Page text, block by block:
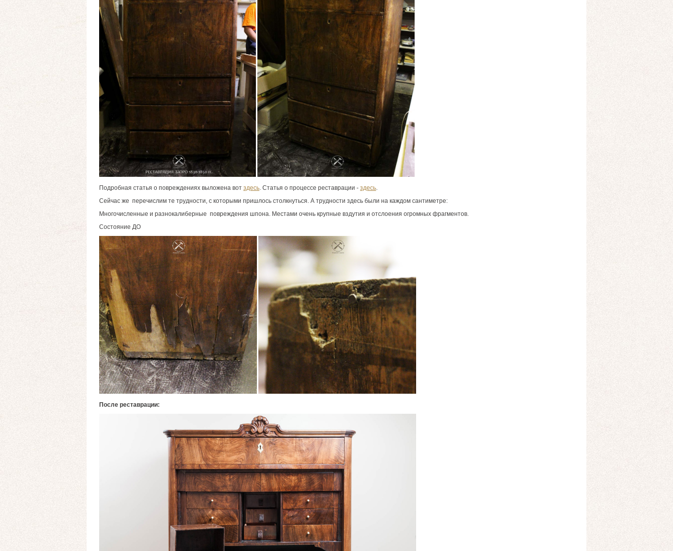
Подробная статья о повреждениях выложена вот здесь. Статья о процессе реставрации - здесь.
Сейчас же перечислим те трудности, с которыми пришлось столкнуться. А трудности здесь были на каждом сантиметре:
Многочисленные и разнокалиберные повреждения шпона. Местами очень крупные вздутия и отслоения огромных фрагментов.
Состояние ДО
После реставрации: